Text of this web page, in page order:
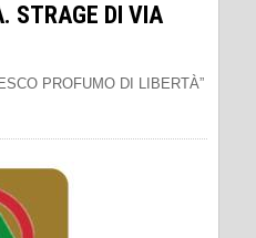
STRAGE DI VIA
PROFUMO DI LIBERTÀ”